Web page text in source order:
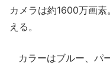
カメラは約1600万画
える。
カラーはブルー、パ